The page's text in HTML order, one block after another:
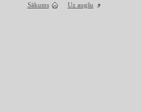
Sākums Uz augšu